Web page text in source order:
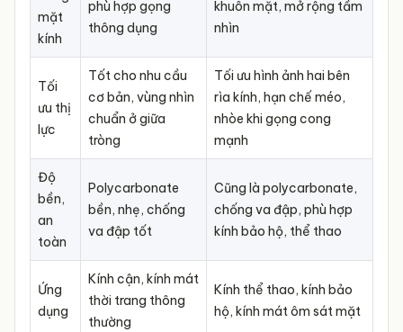
Chống
biến
dạng hình
ảnh
Chưa tối ưu,
hình ở rìa kính
chế nhòe ảnh ở vùng rìa
Độ chính
xác thị
lực
Chuẩn xác cơ
bản
Chuẩn xác tối đa cho
từng người đeo
Phù hợp
với
Đa số người
dùng phổ
Người cần trải nghiệm thị
lực cao cấp,
cận/loạn/thị lực cao,
hoặc có gọng đặc biệt
Giá thành Thấp hơn Cao hơn
mặt
kính
phù hợp gọng
thông dụng
khuôn mặt, mở rộng tầm
nhìn
Tối
ưu thị
lực
Tốt cho nhu cầu
cơ bản, vùng nhìn
chuẩn ở giữa
tròng
Tối ưu hình ảnh hai bên
rìa kính, hạn chế méo,
nhòe khi gọng cong
mạnh
Độ
bền,
an
toàn
Polycarbonate
bền, nhẹ, chống
va đập tốt
Cũng là polycarbonate,
chống va đập, phù hợp
kính bảo hộ, thể thao
Ứng
dụng
Kính cận, kính mát
thời trang thông
thường
Kính thể thao, kính bảo
hộ, kính mát ôm sát mặt